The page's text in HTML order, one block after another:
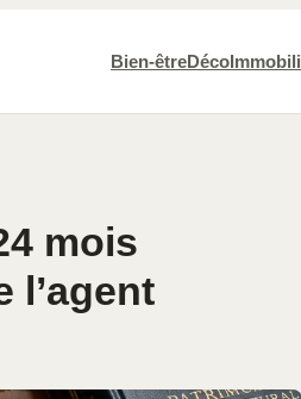
Bien-êtreDéco
mois
l’agent